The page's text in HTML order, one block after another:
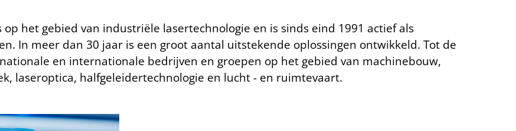
op het gebied van industriële lasertechnologie en is sinds eind 1991 actief als
In meer dan 30 jaar is een groot aantal uitstekende oplossingen ontwikkeld. Tot de
en internationale bedrijven en groepen op het gebied van machinebouw,
laseroptica, halfgeleidertechnologie en lucht - en ruimtevaart.